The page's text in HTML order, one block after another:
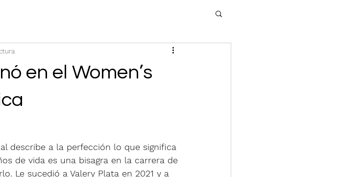
en el Women’s
describe a la perfección lo que significa
de vida es una bisagra en la carrera de
Le sucedió a Valery Plata en 2021 y a